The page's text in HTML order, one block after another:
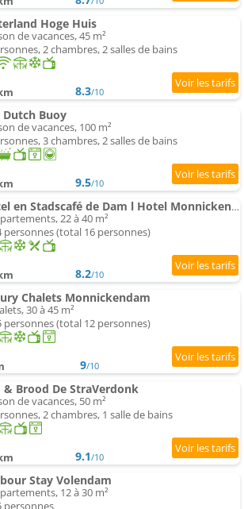
Hoge Huis
de vacances, 45 m²
2 chambres, 2 salles de bains
8.3/10
Dutch Buoy
de vacances, 100 m²
3 chambres, 2 salles de bains
9.5/10
Hotel en Stadscafé de Dam l Hotel Monnickendam
22 à 40 m²
personnes (total 16 personnes)
8.2/10
Chalets Monnickendam
30 à 45 m²
personnes (total 12 personnes)
9/10
& Brood De StraVerdonk
de vacances, 50 m²
2 chambres, 1 salle de bains
9.1/10
Stay Volendam
12 à 30 m²
personnes